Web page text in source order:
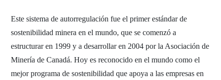
Este sistema de autorregulación fue el primer estándar de
sostenibilidad minera en el mundo, que se comenzó a
estructurar en 1999 y a desarrollar en 2004 por la Asociación de
Minería de Canadá. Hoy es reconocido en el mundo como el
mejor programa de sostenibilidad que apoya a las empresas en